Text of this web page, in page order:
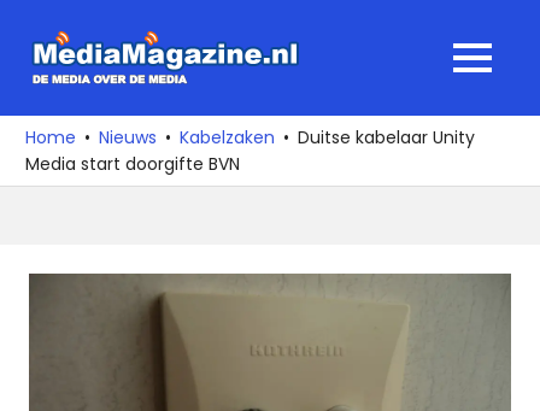
naar
media
over
de
MENU
Home Nieuws Kabelzaken
Duitse kabelaar Unity
Media start doorgifte BVN